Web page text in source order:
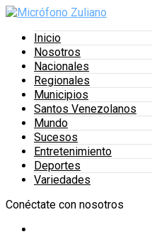
Inicio
Nosotros
Nacionales
Regionales
Municipios
Santos Venezolanos
Mundo
Sucesos
Entretenimiento
Deportes
Variedades
Conéctate con nosotros